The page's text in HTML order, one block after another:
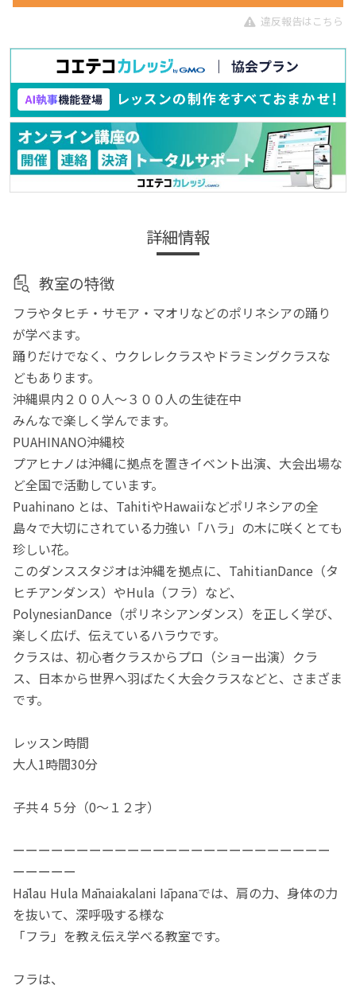
違反報告はこちら
詳細情報
教室の特徴
フラやタヒチ・サモア・マオリなどのポリネシアの踊り
が学べます。
踊りだけでなく、ウクレレクラスやドラミングクラスな
どもあります。
沖縄県内２００人〜３００人の生徒在中
みんなで楽しく学んでます。
PUAHINANO沖縄校
プアヒナノは沖縄に拠点を置きイベント出演、大会出場な
ど全国で活動しています。
Puahinano とは、TahitiやHawaiiなどポリネシアの全
島々で大切にされている力強い「ハラ」の木に咲くとても
珍しい花。
このダンススタジオは沖縄を拠点に、TahitianDance（タ
ヒチアンダンス）やHula（フラ）など、
PolynesianDance（ポリネシアンダンス）を正しく学び、
楽しく広げ、伝えているハラウです。
クラスは、初心者クラスからプロ（ショー出演）クラ
ス、日本から世界へ羽ばたく大会クラスなどと、さまざま
です。
レッスン時間
大人1時間30分
子共４５分（0〜１２才）
ーーーーーーーーーーーーーーーーーーーーーーーーー
ーーーーー
Hālau Hula Mānaiakalani Iāpanaでは、肩の力、身体の力
を抜いて、深呼吸する様な
「フラ」を教え伝え学べる教室です。
フラは、